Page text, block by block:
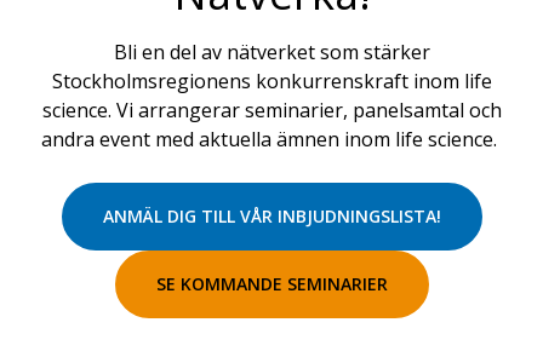
Bli en del av nätverket som stärker
Stockholmsregionens konkurrenskraft inom life
science. Vi arrangerar seminarier, panelsamtal och
andra event med aktuella ämnen inom life science.
ANMÄL DIG TILL VÅR INBJUDNINGSLISTA!
SE KOMMANDE SEMINARIER